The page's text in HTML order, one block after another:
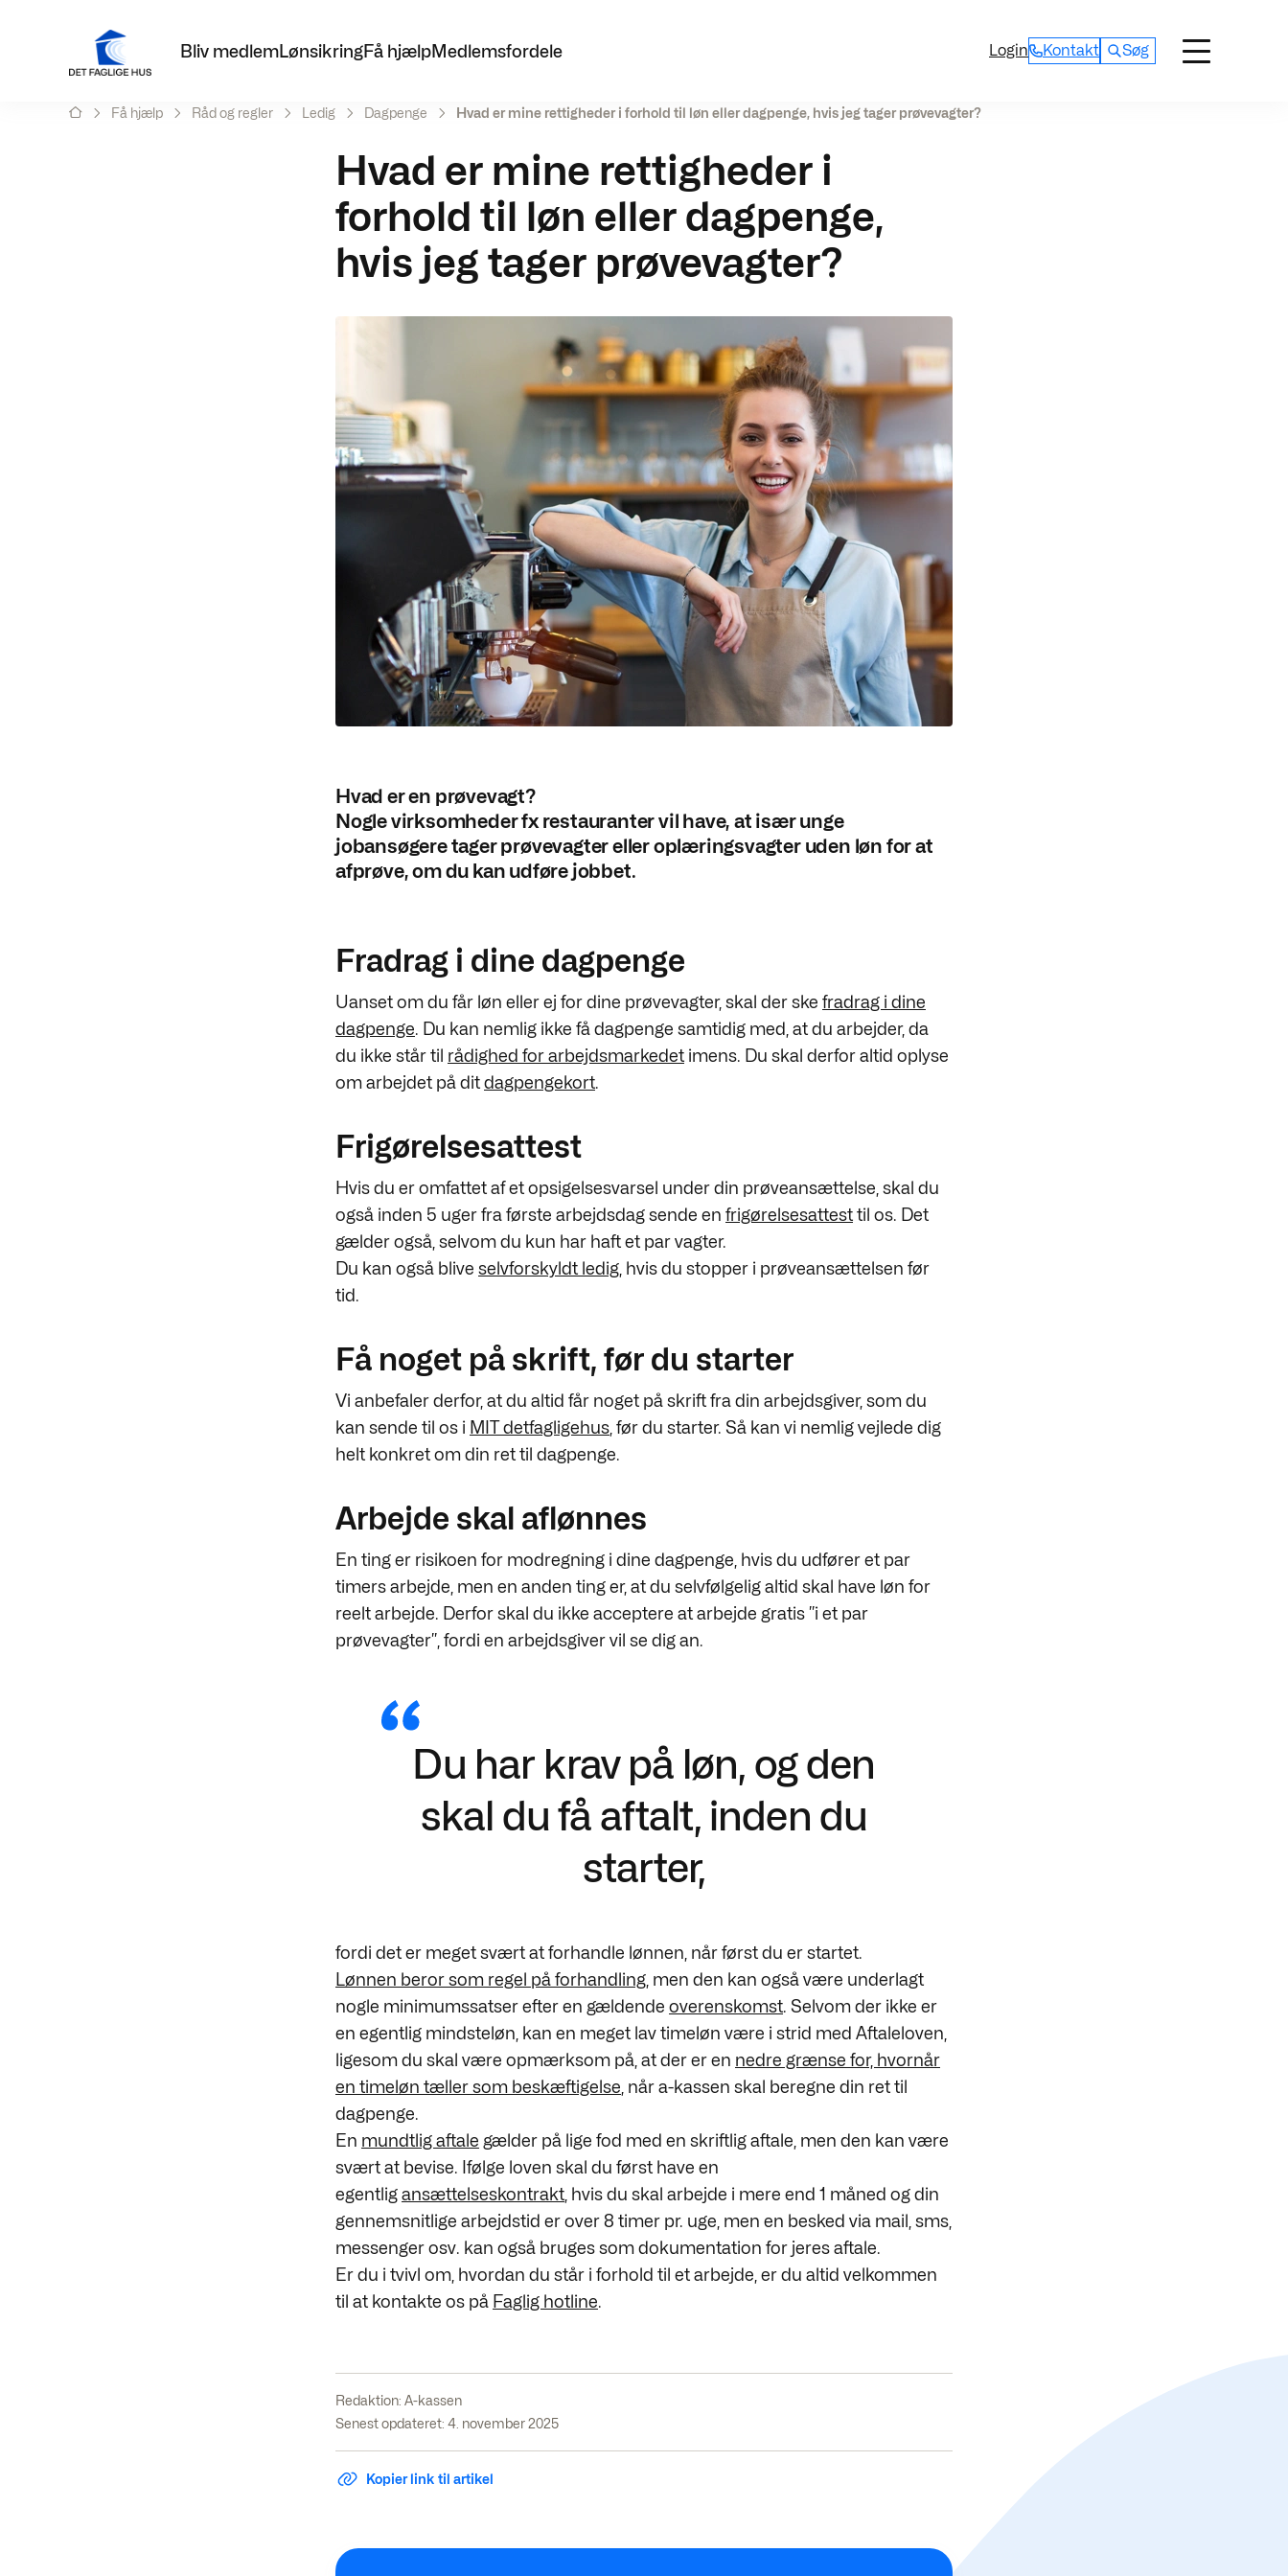
Bliv medlemLønsikringFå hjælpMedlemsfordele Login Kontakt Søg
Få hjælp Råd og regler Ledig Dagpenge Hvad er mine rettigheder i forhold til løn eller dagpenge, hvis jeg tager prøvevagter?
Hvad er mine rettigheder i
forhold til løn eller dagpenge,
hvis jeg tager prøvevagter?
Hvad er en prøvevagt?
Nogle virksomheder fx restauranter vil have, at især unge
jobansøgere tager prøvevagter eller oplæringsvagter uden løn for at
afprøve, om du kan udføre jobbet.
Fradrag i dine dagpenge
Uanset om du får løn eller ej for dine prøvevagter, skal der ske fradrag i dine
dagpenge. Du kan nemlig ikke få dagpenge samtidig med, at du arbejder, da
du ikke står til rådighed for arbejdsmarkedet imens. Du skal derfor altid oplyse
om arbejdet på ditdagpengekort.
Frigørelsesattest
Hvis du er omfattet af et opsigelsesvarsel under din prøveansættelse, skal du
også inden 5 uger fra første arbejdsdag sende en frigørelsesattesttil os. Det
gælder også, selvom du kun har haft et par vagter.
Du kan også blive selvforskyldt ledig , hvis du stopper i prøveansættelsen før
tid.
Få noget på skrift, før du starter
Vi anbefaler derfor, at du altid får noget på skrift fra din arbejdsgiver, som du
kan sende til os i MIT detfagligehus , før du starter. Så kan vi nemlig vejlede dig
helt konkret om din ret til dagpenge.
Arbejde skal aflønnes
En ting er risikoen for modregning i dine dagpenge, hvis du udfører et par
timers arbejde, men en anden ting er, at du selvfølgelig altid skal have løn for
reelt arbejde. Derfor skal du ikke acceptere at arbejde gratis ”i et par
prøvevagter”, fordi en arbejdsgiver vil se dig an.
Du har krav på løn, og den
skal du få aftalt, inden du
starter,
fordi det er meget svært at forhandle lønnen, når først du er startet.
Lønnen beror som regel på forhandling , men den kan også være underlagt
nogle minimumssatser efter en gældende overenskomst. Selvom der ikke er
en egentlig mindsteløn, kan en meget lav timeløn være i strid med Aftaleloven,
ligesom du skal være opmærksom på, at der er en nedre grænse for, hvornår
en timeløn tæller som beskæftigelse , når a-kassen skal beregne din ret til
dagpenge.
En mundtlig aftale gælder på lige fod med en skriftlig aftale, men den kan være
svært at bevise. Ifølge loven skal du først have en
egentligansættelseskontrakt , hvis du skal arbejde i mere end 1 måned og din
gennemsnitlige arbejdstid er over 8 timer pr. uge, men en besked via mail, sms,
messenger osv. kan også bruges som dokumentation for jeres aftale.
Er du i tvivl om, hvordan du står i forhold til et arbejde, er du altid velkommen
til at kontakte os på Faglig hotline.
Redaktion: A-kassen
Senest opdateret: 4. november 2025
Kopier link til artikel